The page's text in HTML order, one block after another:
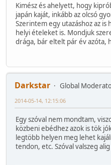
Kimész és ahelyett, hogy
japán kaját, inkább az olcsó
Szerintem egy utazáshoz az
helyi ételeket is. Mondjuk
drága, bár eltelt pár év azóta,
Darkstar
Global
2014-05-14, 12:15:06
Egy szóval nem mondtam,
közbeni ebédhez azok is tök
legtöbb helyen meg lehet
tendon, etc. Szóval valszeg